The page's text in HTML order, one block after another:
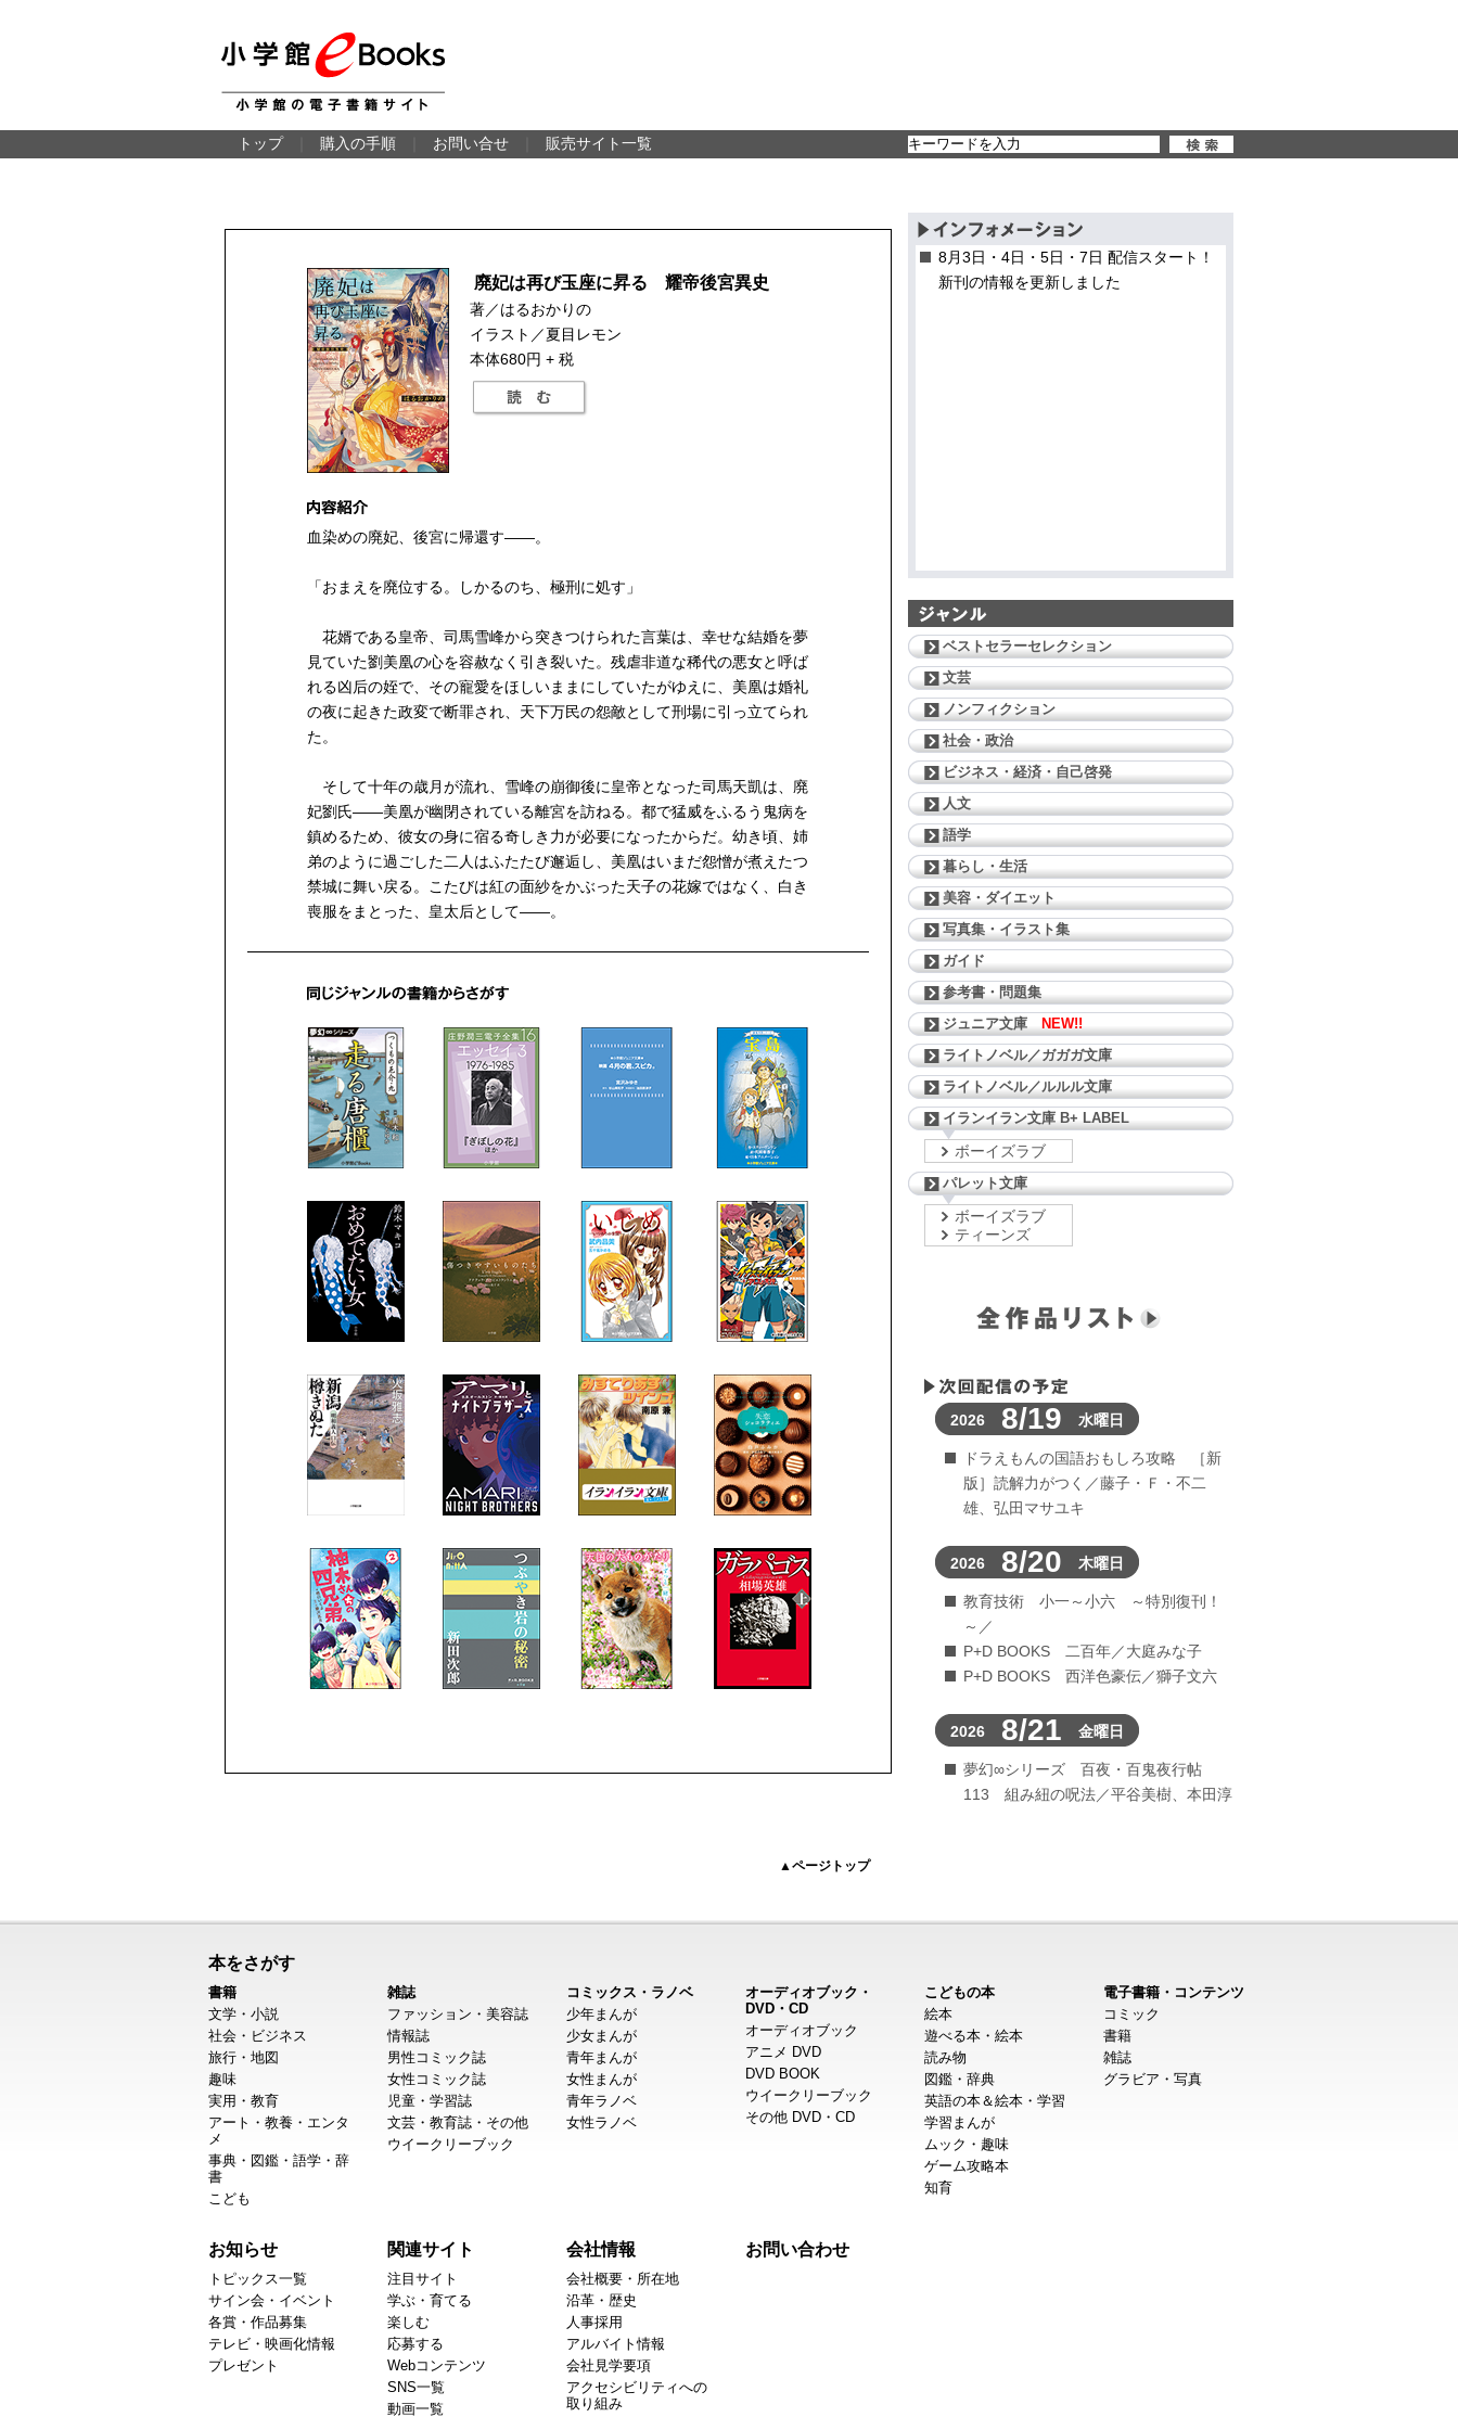
トップ 購入の手順 お問い合せ 販売サイト一覧
廃妃は再び玉座に昇る 耀帝後宮異史
著／はるおかりの
イラスト／夏目レモン
本体680円 + 税
血染めの廃妃、後宮に帰還す——。
「おまえを廃位する。しかるのち、極刑に処す」
花婿である皇帝、司馬雪峰から突きつけられた言葉は、幸せな結婚を夢
見ていた劉美凰の心を容赦なく引き裂いた。残虐非道な稀代の悪女と呼ば
れる凶后の姪で、その寵愛をほしいままにしていたがゆえに、美凰は婚礼
の夜に起きた政変で断罪され、天下万民の怨敵として刑場に引っ立てられ
た。
そして十年の歳月が流れ、雪峰の崩御後に皇帝となった司馬天凱は、廃
妃劉氏——美凰が幽閉されている離宮を訪ねる。都で猛威をふるう鬼病を
鎮めるため、彼女の身に宿る奇しき力が必要になったからだ。幼き頃、姉
弟のように過ごした二人はふたたび邂逅し、美凰はいまだ怨憎が煮えたつ
禁城に舞い戻る。こたびは紅の面紗をかぶった天子の花嫁ではなく、白き
喪服をまとった、皇太后として——。
▲ページトップ
8月3日・4日・5日・7日 配信スタート！
新刊の情報を更新しました
ベストセラーセレクション
文芸
ノンフィクション
社会・政治
ビジネス・経済・自己啓発
人文
語学
暮らし・生活
美容・ダイエット
写真集・イラスト集
ガイド
参考書・問題集
ジュニア文庫
NEW!!
ライトノベル／ガガガ文庫
ライトノベル／ルルル文庫
イランイラン文庫 B+ LABEL
ボーイズラブ
パレット文庫
ボーイズラブ
ティーンズ
2026 8/19 水曜日
ドラえもんの国語おもしろ攻略 ［新
版］読解力がつく／藤子・Ｆ・不二
雄、弘田マサユキ
2026 8/20 木曜日
教育技術 小一～小六 ～特別復刊！
～／
P+D BOOKS 二百年／大庭みな子
P+D BOOKS 西洋色豪伝／獅子文六
2026 8/21 金曜日
夢幻∞シリーズ 百夜・百鬼夜行帖
113 組み紐の呪法／平谷美樹、本田淳
本をさがす
書籍
文学・小説
社会・ビジネス
旅行・地図
趣味
実用・教育
アート・教養・エンタ
メ
事典・図鑑・語学・辞
書
こども
雑誌
ファッション・美容誌
情報誌
男性コミック誌
女性コミック誌
児童・学習誌
文芸・教育誌・その他
ウイークリーブック
コミックス・ラノベ
少年まんが
少女まんが
青年まんが
女性まんが
青年ラノベ
女性ラノベ
オーディオブック・
DVD・CD
オーディオブック
アニメ DVD
DVD BOOK
ウイークリーブック
その他 DVD・CD
こどもの本
絵本
遊べる本・絵本
読み物
図鑑・辞典
英語の本＆絵本・学習
学習まんが
ムック・趣味
ゲーム攻略本
知育
電子書籍・コンテンツ
コミック
書籍
雑誌
グラビア・写真
お知らせ
トピックス一覧
サイン会・イベント
各賞・作品募集
テレビ・映画化情報
プレゼント
関連サイト
注目サイト
学ぶ・育てる
楽しむ
応募する
Webコンテンツ
SNS一覧
動画一覧
会社情報
会社概要・所在地
沿革・歴史
人事採用
アルバイト情報
会社見学要項
アクセシビリティへの
取り組み
お問い合わせ